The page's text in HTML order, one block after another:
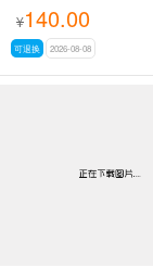
¥140.00
可退换 2026-08-08